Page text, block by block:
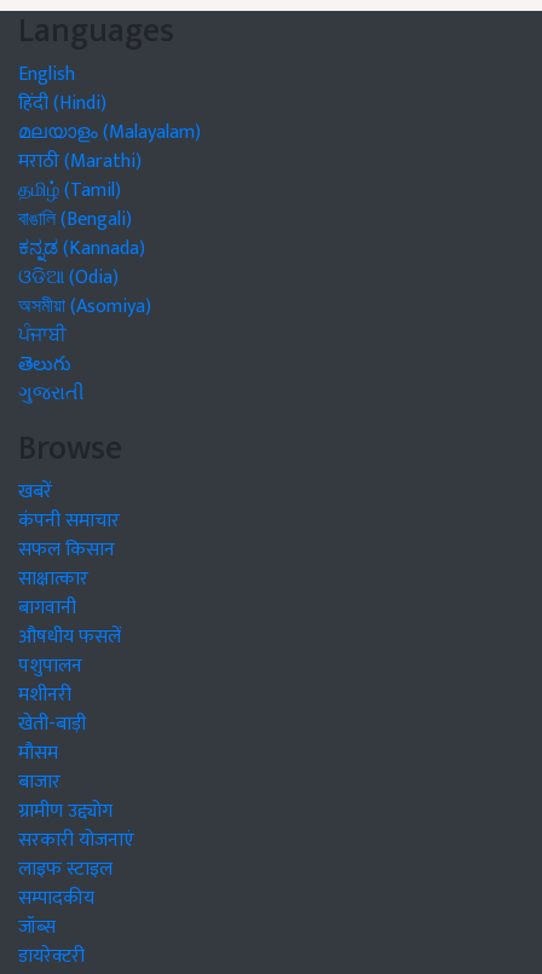
Languages
English
हिंदी (Hindi)
മലയാളം (Malayalam)
मराठी (Marathi)
தமிழ் (Tamil)
বাঙালি (Bengali)
ಕನ್ನಡ (Kannada)
ଓଡିଆ (Odia)
অসমীয়া (Asomiya)
ਪੰਜਾਬੀ
తెలుగు
ગુજરાતી
Browse
खबरें
कंपनी समाचार
सफल किसान
साक्षात्कार
बागवानी
औषधीय फसलें
पशुपालन
मशीनरी
खेती-बाड़ी
मौसम
बाजार
ग्रामीण उद्द्योग
सरकारी योजनाएं
लाइफ स्टाइल
सम्पादकीय
जॉब्स
डायरेक्टरी